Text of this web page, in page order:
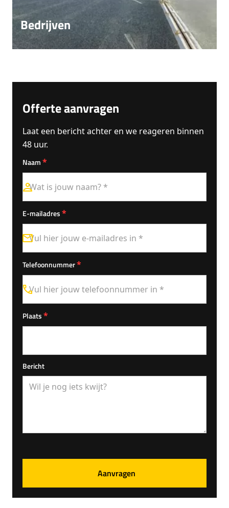
Bedrijven
Offerte aanvragen
Laat een bericht achter en we reageren binnen
48 uur.
Naam*
E-mailadres*
Telefoonnummer*
Plaats*
Bericht